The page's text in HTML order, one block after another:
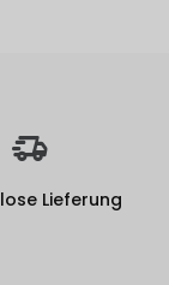
Lieferung